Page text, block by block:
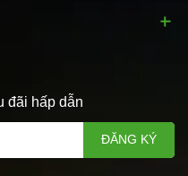
đãi hấp dẫn
ĐĂNG KÝ